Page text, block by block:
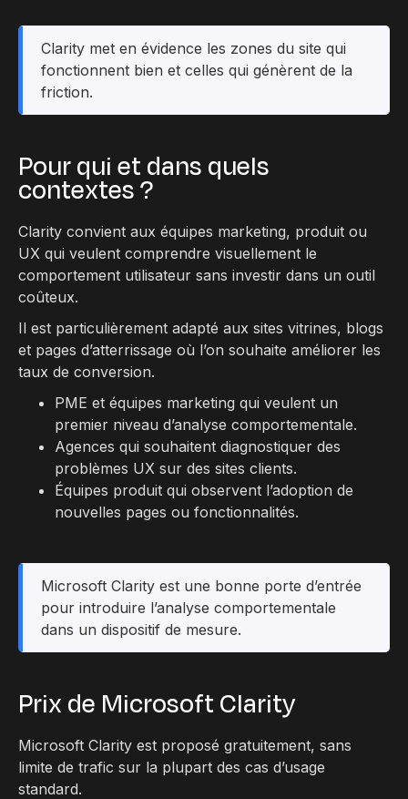
Clarity met en évidence les zones du site qui
fonctionnent bien et celles qui génèrent de la
friction.
Pour qui et dans quels
contextes ?
Clarity convient aux équipes marketing, produit ou
UX qui veulent comprendre visuellement le
comportement utilisateur sans investir dans un outil
coûteux.
Il est particulièrement adapté aux sites vitrines, blogs
et pages d’atterrissage où l’on souhaite améliorer les
taux de conversion.
PME et équipes marketing qui veulent un
premier niveau d’analyse comportementale.
Agences qui souhaitent diagnostiquer des
problèmes UX sur des sites clients.
Équipes produit qui observent l’adoption de
nouvelles pages ou fonctionnalités.
Microsoft Clarity est une bonne porte d’entrée
pour introduire l’analyse comportementale
dans un dispositif de mesure.
Prix de Microsoft Clarity
Microsoft Clarity est proposé gratuitement, sans
limite de trafic sur la plupart des cas d’usage
standard.